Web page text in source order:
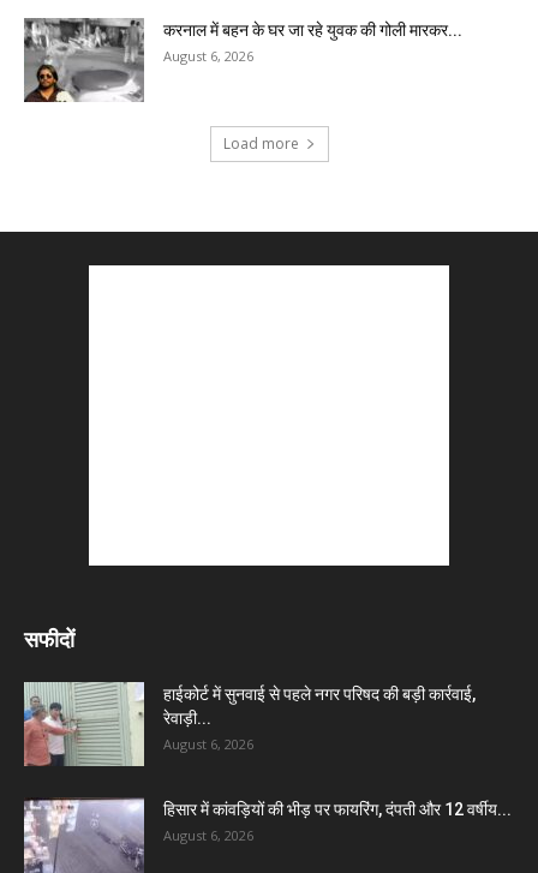
करनाल में बहन के घर जा रहे युवक की गोली मारकर...
August 6, 2026
Load more
सफीदों
हाईकोर्ट में सुनवाई से पहले नगर परिषद की बड़ी कार्रवाई,
रेवाड़ी...
August 6, 2026
हिसार में कांवड़ियों की भीड़ पर फायरिंग, दंपती और 12 वर्षीय...
August 6, 2026